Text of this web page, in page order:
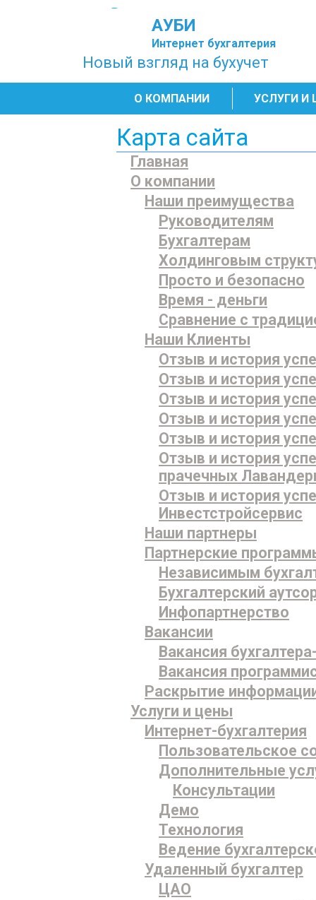
АУБИ
Интернет бухгалтерия
Новый взгляд на бухучет
О КОМПАНИИ УСЛУГИ И
Карта сайта
Главная
О компании
Наши преимущества
Руководителям
Бухгалтерам
Холдинговым
Просто и безопасно
Время - деньги
Сравнение с
Наши Клиенты
Отзыв и история
Отзыв и история
Отзыв и история
Отзыв и история
Отзыв и история
Отзыв и история
прачечных
Отзыв и история
Инвестстройсервис
Наши партнеры
Партнерские
Независимым
Бухгалтерский
Инфопартнерство
Вакансии
Вакансия
Вакансия
Раскрытие
Услуги и цены
Интернет-бухгалтерия
Пользовательское
Дополнительные
Консультации
Демо
Технология
Ведение
Удаленный бухгалтер
ЦАО